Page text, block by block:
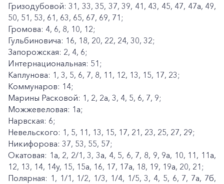
Гризодубовой: 31, 33, 35, 37, 39, 41, 43, 45, 47, 47а, 49,
50, 51, 53, 61, 63, 65, 67, 69, 71;
Громова: 4, 6, 8, 10, 12;
Гульбиновича: 16, 18, 20, 22, 24, 30, 32;
Запорожская: 2, 4, 6;
Интернациональная: 51;
Каплунова: 1, 3, 5, 6, 7, 8, 11, 12, 13, 15, 17, 23;
Коммунаров: 14;
Марины Расковой: 1, 2, 2а, 3, 4, 5, 6, 7, 9;
Можжевеловая: 1а;
Нарвская: 6;
Невельского: 1, 5, 11, 13, 15, 17, 21, 23, 25, 27, 29;
Никифорова: 37, 53, 55, 57;
Окатовая: 1а, 2, 2/1, 3, 3а, 4, 5, 6, 7, 8, 9, 9а, 10, 11, 11а,
12, 13, 14, 14у, 15, 15а, 16, 17, 17а, 18, 19, 19а, 20, 21;
Полярная: 1, 1/1, 1/2, 1/3, 1/4, 1/5, 3, 4, 5, 6, 7, 7а, 7б,